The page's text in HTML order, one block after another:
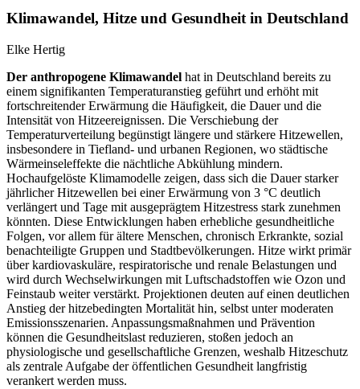
Klimawandel, Hitze und Gesundheit in Deutschland
Elke Hertig
Der anthropogene Klimawandel hat in Deutschland bereits zu
einem signifikanten Temperaturanstieg geführt und erhöht mit
fortschreitender Erwärmung die Häufigkeit, die Dauer und die
Intensität von Hitzeereignissen. Die Verschiebung der
Temperaturverteilung begünstigt längere und stärkere Hitzewellen,
insbesondere in Tiefland- und urbanen Regionen, wo städtische
Wärmeinseleffekte die nächtliche Abkühlung mindern.
Hochaufgelöste Klimamodelle zeigen, dass sich die Dauer starker
jährlicher Hitzewellen bei einer Erwärmung von 3 °C deutlich
verlängert und Tage mit ausgeprägtem Hitzestress stark zunehmen
könnten. Diese Entwicklungen haben erhebliche gesundheitliche
Folgen, vor allem für ältere Menschen, chronisch Erkrankte, sozial
benachteiligte Gruppen und Stadtbevölkerungen. Hitze wirkt primär
über kardiovaskuläre, respiratorische und renale Belastungen und
wird durch Wechselwirkungen mit Luftschadstoffen wie Ozon und
Feinstaub weiter verstärkt. Projektionen deuten auf einen deutlichen
Anstieg der hitzebedingten Mortalität hin, selbst unter moderaten
Emissionsszenarien. Anpassungsmaßnahmen und Prävention
können die Gesundheitslast reduzieren, stoßen jedoch an
physiologische und gesellschaftliche Grenzen, weshalb Hitzeschutz
als zentrale Aufgabe der öffentlichen Gesundheit langfristig
verankert werden muss.